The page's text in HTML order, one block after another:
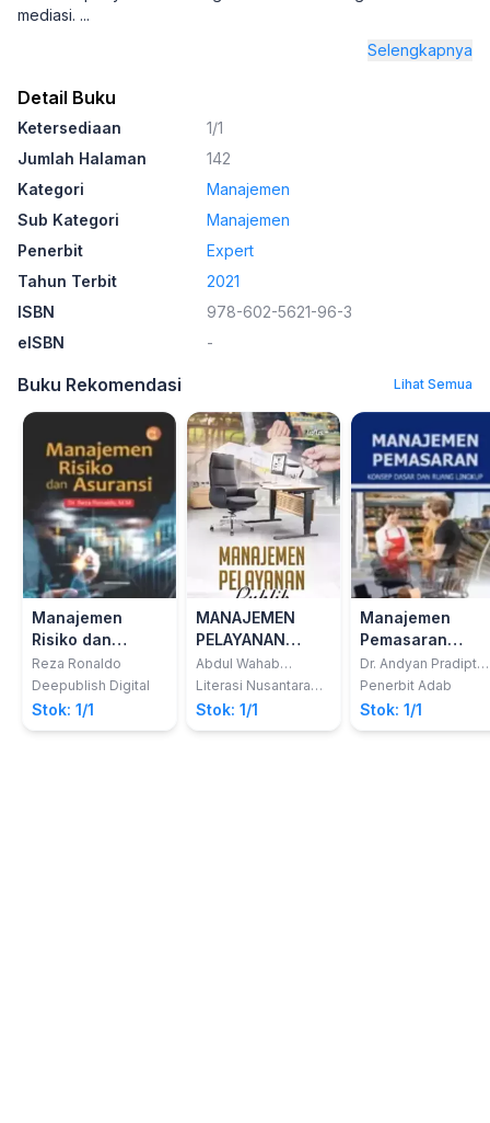
mediasi. ...
Selengkapnya
Detail Buku
Ketersediaan
1/1
Jumlah Halaman
142
Kategori
Manajemen
Sub Kategori
Manajemen
Penerbit
Expert
Tahun Terbit
2021
ISBN
978-602-5621-96-3
eISBN
-
Buku Rekomendasi Lihat Semua
Manajemen
Risiko dan
Asuransi
Reza Ronaldo
Deepublish Digital
Stok: 1/1
MANAJEMEN
PELAYANAN
PUBLIK
Abdul Wahab
Podungge
Literasi Nusantara
Abadi
Stok: 1/1
Manajemen
Pemasaran
Konsep Dasar
dan Ruang
Lingkup
Dr. Andyan Pradipta
Utama, SE., MM.
Penerbit Adab
Stok: 1/1